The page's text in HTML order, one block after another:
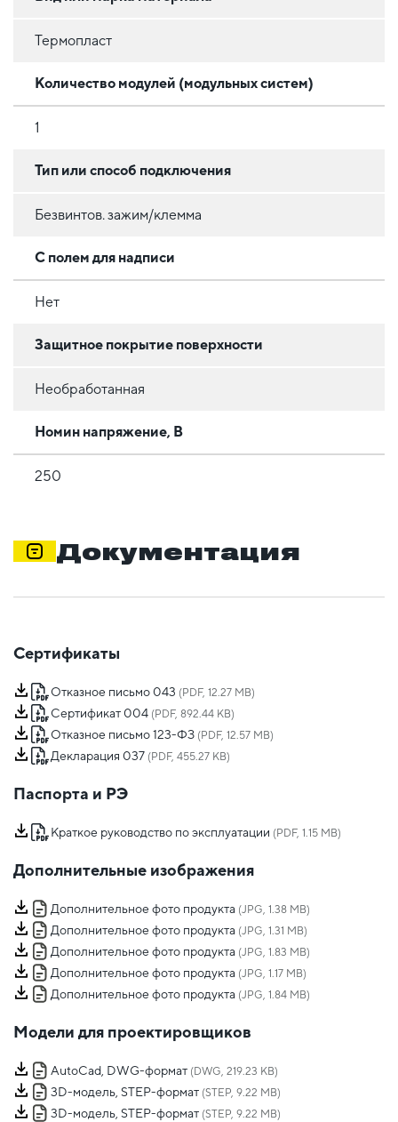
Термопласт
Количество модулей (модульных систем)
1
Тип или способ подключения
Безвинтов. зажим/клемма
С полем для надписи
Нет
Защитное покрытие поверхности
Необработанная
Номин напряжение, В
250
Документация
Сертификаты
Отказное письмо 043 (PDF, 12.27 MB)
Сертификат 004 (PDF, 892.44 KB)
Отказное письмо 123-ФЗ (PDF, 12.57 MB)
Декларация 037 (PDF, 455.27 KB)
Паспорта и РЭ
Краткое руководство по эксплуатации (PDF, 1.15 MB)
Дополнительные изображения
Дополнительное фото продукта (JPG, 1.38 MB)
Дополнительное фото продукта (JPG, 1.31 MB)
Дополнительное фото продукта (JPG, 1.83 MB)
Дополнительное фото продукта (JPG, 1.17 MB)
Дополнительное фото продукта (JPG, 1.84 MB)
Модели для проектировщиков
AutoCad, DWG-формат (DWG, 219.23 KB)
3D-модель, STEP-формат (STEP, 9.22 MB)
3D-модель, STEP-формат (STEP, 9.22 MB)